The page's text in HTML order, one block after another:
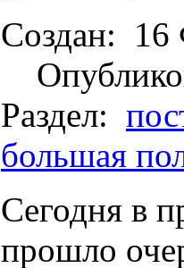
Создан:
16
Раздел:
большая
Сегодня в
прошло